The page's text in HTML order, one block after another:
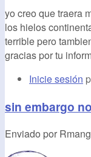
yo creo que traera
los hielos
terrible pero
gracias por tu
Inicie sesión
sin embargo
Enviado por